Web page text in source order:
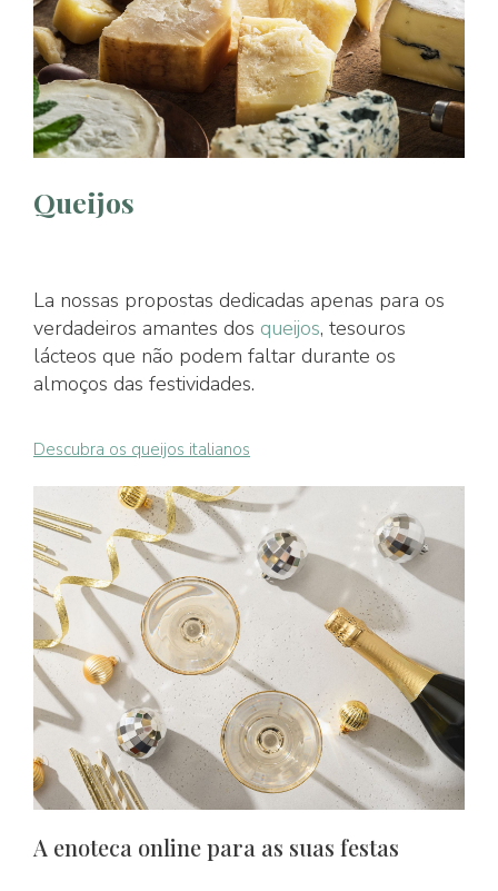
Queijos
La nossas propostas dedicadas apenas para os
verdadeiros amantes dos queijos, tesouros
lácteos que não podem faltar durante os
almoços das festividades.
Descubra os queijos italianos
A enoteca online para as suas festas